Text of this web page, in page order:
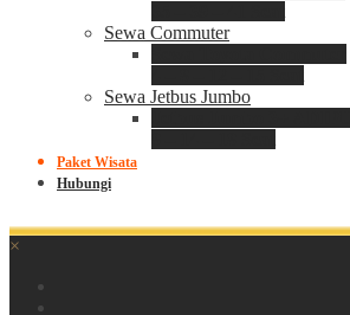
Sewa Commuter
Sewa Jetbus Jumbo
Paket Wisata
Hubungi
×